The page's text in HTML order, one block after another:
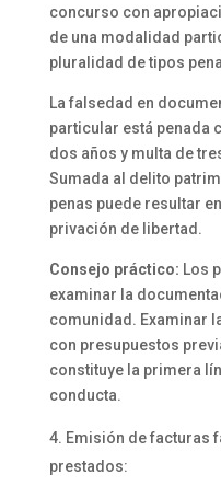
concurso con
de una modalidad
pluralidad de tipos
La falsedad en
particular está penada
dos años y multa de
Sumada al delito
penas puede resultar
privación de libertad.
Consejo práctico: Los
examinar la
comunidad. Examinar
con presupuestos
constituye la primera
conducta.
Emisión de facturas
prestados: